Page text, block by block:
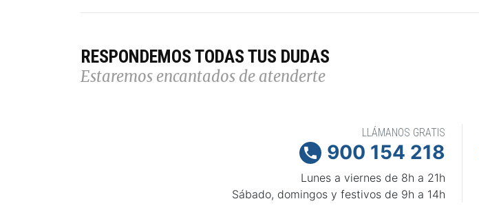
RESPONDEMOS TODAS TUS DUDAS
Estaremos encantados de atenderte
LLÁMANOS GRATIS
 900 154 218
Lunes a viernes de 8h a 21h
Sábado, domingos y festivos de 9h a 14h